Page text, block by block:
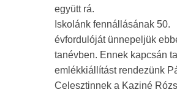
együtt rá.
Iskolánk fennállásának 50.
évfordulóját ünnepeljük
tanévben. Ennek kapcsán
emlékkiállítást rendezünk
Celesztinnek a Kaziné